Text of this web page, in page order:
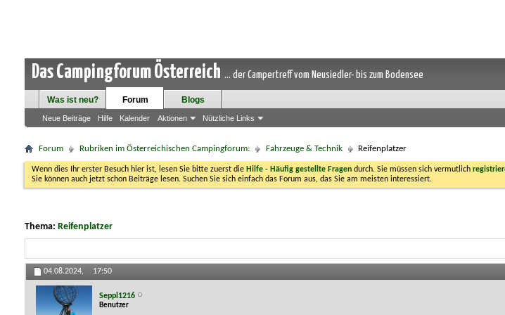
Das Campingforum Österreich ... der Campertreff vom Neusiedler- bis zum Bodensee
Was ist neu? Forum
Neue Beiträge Hilfe Kalender Aktionen Nützliche Links
Blogs
Forum Rubriken im Österreichischen Campingforum: Fahrzeuge & Technik Reifenplatzer
Wenn dies Ihr erster Besuch hier ist, lesen Sie bitte zuerst die Hilfe - Häufig gestellte Fragen durch. Sie müssen sich vermutlich
Sie können auch jetzt schon Beiträge lesen. Suchen Sie sich einfach das Forum aus, das Sie am meisten interessiert.
Thema: Reifenplatzer
04.08.2024, 17:50
Seppl1216
Benutzer